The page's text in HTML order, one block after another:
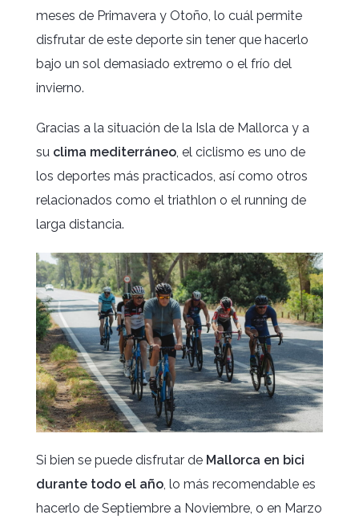
meses de Primavera y Otoño, lo cuál permite
disfrutar de este deporte sin tener que hacerlo
bajo un sol demasiado extremo o el frío del
invierno.
Gracias a la situación de la Isla de Mallorca y a
su clima mediterráneo, el ciclismo es uno de
los deportes más practicados, así como otros
relacionados como el triathlon o el running de
larga distancia.
Si bien se puede disfrutar de Mallorca en bici
durante todo el año, lo más recomendable es
hacerlo de Septiembre a Noviembre, o en Marzo